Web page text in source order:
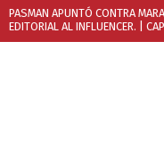
PASMAN APUNTÓ CONTRA
EDITORIAL AL INFLUENCER. |